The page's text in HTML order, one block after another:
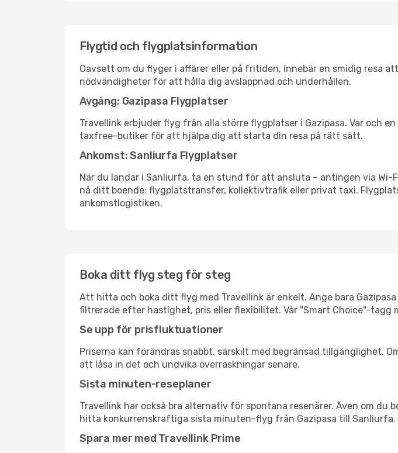
Flygtid och flygplatsinformation
Oavsett om du flyger i affärer eller på fritiden, innebär en smidig resa
nödvändigheter för att hålla dig avslappnad och underhållen.
Avgång: Gazipasa Flygplatser
Travellink erbjuder flyg från alla större flygplatser i Gazipasa. Var och
taxfree-butiker för att hjälpa dig att starta din resa på rätt sätt.
Ankomst: Sanliurfa Flygplatser
När du landar i Sanliurfa, ta en stund för att ansluta – antingen via
nå ditt boende: flygplatstransfer, kollektivtrafik eller privat taxi.
ankomstlogistiken.
Boka ditt flyg steg för steg
Att hitta och boka ditt flyg med Travellink är enkelt. Ange bara
filtrerade efter hastighet, pris eller flexibilitet. Vår "Smart Choice"-tagg
Se upp för prisfluktuationer
Priserna kan förändras snabbt, särskilt med begränsad tillgänglighet.
att låsa in det och undvika överraskningar senare.
Sista minuten-reseplaner
Travellink har också bra alternativ för spontana resenärer. Även om
hitta konkurrenskraftiga sista minuten-flyg från Gazipasa till
Spara mer med Travellink Prime